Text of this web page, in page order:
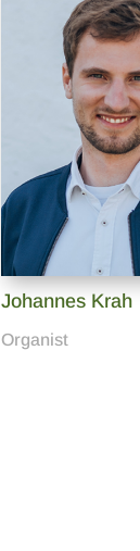
Johannes Krah
Organist